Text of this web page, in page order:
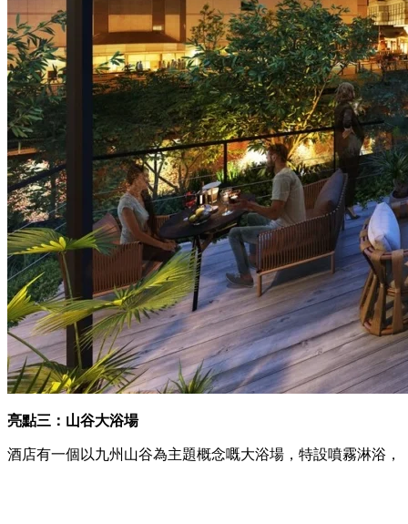
亮點二：特設露天休憩空間
酒店2樓有一個位置，叫做「Canvas Lounge」，
四周都被花草樹木包圍，
喺露天陽台更加可以眺望到博多川畔嘅景色㗎！